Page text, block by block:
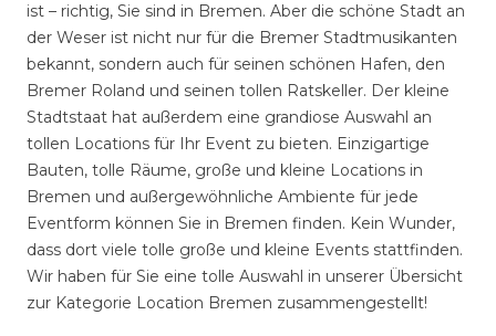
ist – richtig, Sie sind in Bremen. Aber die schöne Stadt an
der Weser ist nicht nur für die Bremer Stadtmusikanten
bekannt, sondern auch für seinen schönen Hafen, den
Bremer Roland und seinen tollen Ratskeller. Der kleine
Stadtstaat hat außerdem eine grandiose Auswahl an
tollen Locations für Ihr Event zu bieten. Einzigartige
Bauten, tolle Räume, große und kleine Locations in
Bremen und außergewöhnliche Ambiente für jede
Eventform können Sie in Bremen finden. Kein Wunder,
dass dort viele tolle große und kleine Events stattfinden.
Wir haben für Sie eine tolle Auswahl in unserer Übersicht
zur Kategorie Location Bremen zusammengestellt!